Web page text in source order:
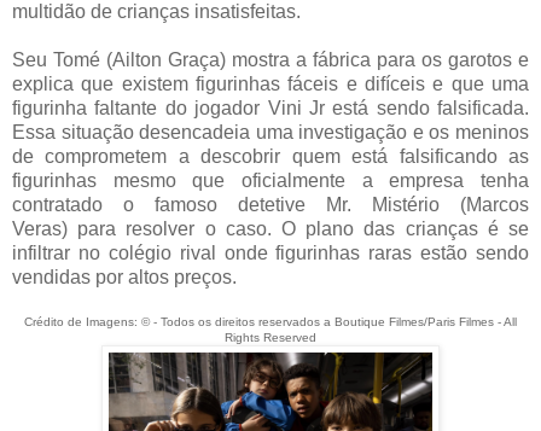
multidão de crianças insatisfeitas.
Seu Tomé (Ailton Graça) mostra a fábrica para os garotos e
explica que existem figurinhas fáceis e difíceis e que uma
figurinha faltante do jogador Vini Jr está sendo falsificada.
Essa situação desencadeia uma investigação e os meninos
de comprometem a descobrir quem está falsificando as
figurinhas mesmo que oficialmente a empresa tenha
contratado o famoso detetive Mr. Mistério (Marcos
Veras) para resolver o caso. O plano das crianças é se
infiltrar no colégio rival onde figurinhas raras estão sendo
vendidas por altos preços.
Crédito de Imagens: © - Todos os direitos reservados a Boutique Filmes/Paris Filmes - All
Rights Reserved